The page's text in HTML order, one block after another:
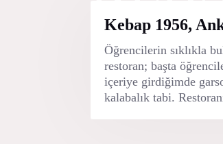
Kebap 1956,
Öğrencilerin sıklıkla
restoran; başta
içeriye girdiğimde
kalabalık tabi.